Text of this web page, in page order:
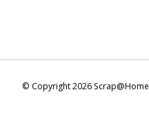
© Copyright 2026 Scrap@Home